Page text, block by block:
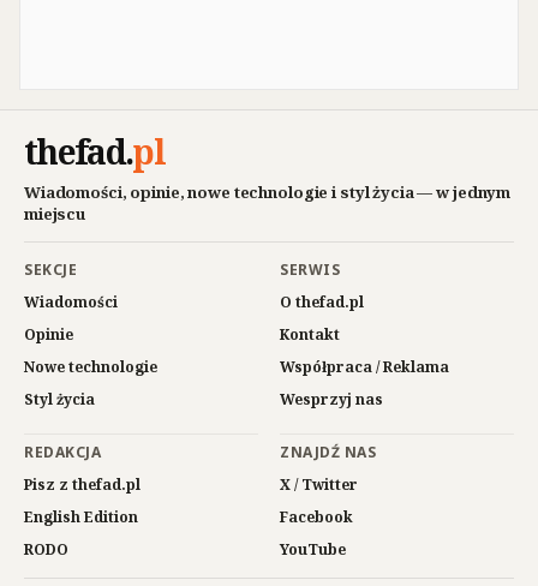
thefad.pl
Wiadomości, opinie, nowe technologie i styl życia — w jednym
miejscu
SEKCJE
Wiadomości
Opinie
Nowe technologie
Styl życia
SERWIS
O thefad.pl
Kontakt
Współpraca / Reklama
Wesprzyj nas
REDAKCJA
Pisz z thefad.pl
English Edition
RODO
ZNAJDŹ NAS
X / Twitter
Facebook
YouTube